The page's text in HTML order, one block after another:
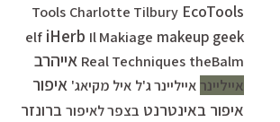
Tools Charlotte Tilbury EcoTools
elf iHerb Il Makiage makeup geek
Real Techniques theBalm אייהרב
אייליינר אייליינר ג'ל איל מקיאג' איפור
איפור באינטרנט בצפר לאיפור ברונזר